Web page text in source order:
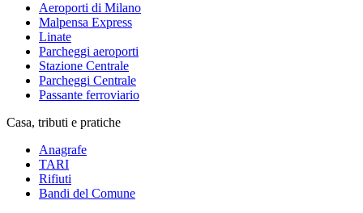
Aeroporti di Milano
Malpensa Express
Linate
Parcheggi aeroporti
Stazione Centrale
Parcheggi Centrale
Passante ferroviario
Casa, tributi e pratiche
Anagrafe
TARI
Rifiuti
Bandi del Comune